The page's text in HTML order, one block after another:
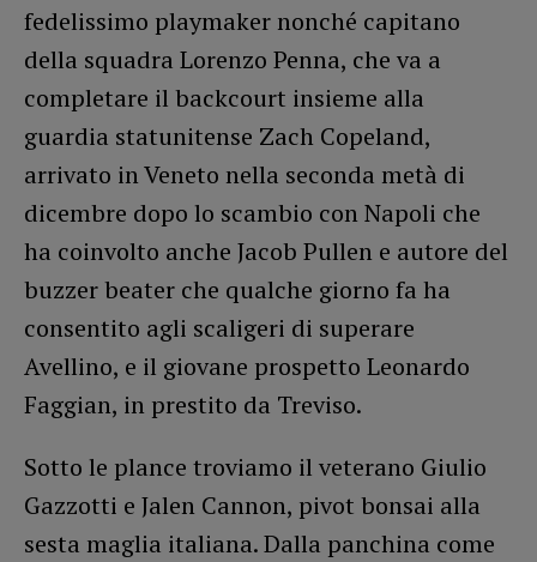
fedelissimo playmaker nonché capitano
della squadra Lorenzo Penna, che va a
completare il backcourt insieme alla
guardia statunitense Zach Copeland,
arrivato in Veneto nella seconda metà di
dicembre dopo lo scambio con Napoli che
ha coinvolto anche Jacob Pullen e autore del
buzzer beater che qualche giorno fa ha
consentito agli scaligeri di superare
Avellino, e il giovane prospetto Leonardo
Faggian, in prestito da Treviso.
Sotto le plance troviamo il veterano Giulio
Gazzotti e Jalen Cannon, pivot bonsai alla
sesta maglia italiana. Dalla panchina come